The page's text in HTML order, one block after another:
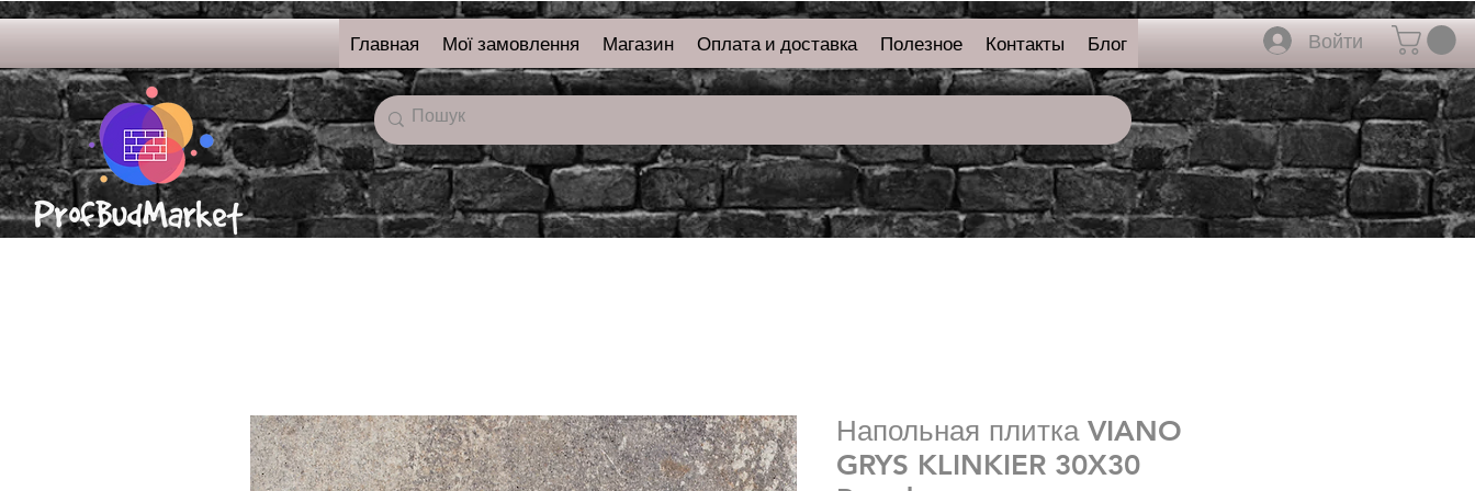
онлайн-магазин
строительных
материалов
Главная Мої замовлення Магазин Оплата и доставка Полезное Контакты Блог Войти
Напольная плитка VIANO
GRYS KLINKIER 30X30